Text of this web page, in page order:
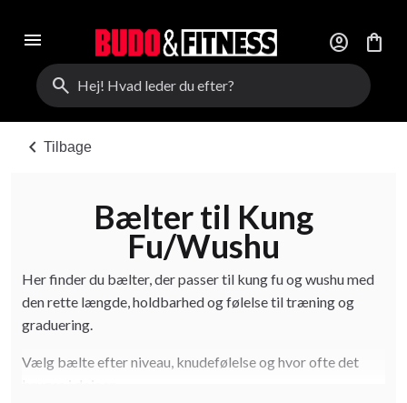
menu account_circle
shopping_bag
search
chevron_left Tilbage
Bælter til Kung
Fu/Wushu
Her finder du bælter, der passer til kung fu og wushu med
den rette længde, holdbarhed og følelse til træning og
graduering.
Vælg bælte efter niveau, knudefølelse og hvor ofte det